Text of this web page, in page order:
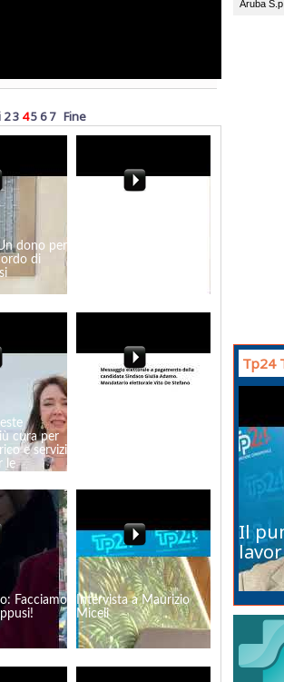
23 456 7 Fine
dono per
di
cura per
e servizi
le
Facciamo
Intervista a Maurizio
Miceli
Tp24
Il